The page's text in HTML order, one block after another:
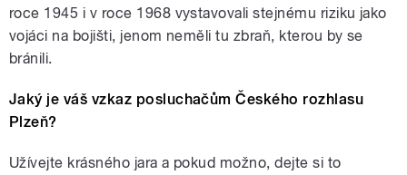
roce 1945 i v roce 1968 vystavovali stejnému riziku jako
vojáci na bojišti, jenom neměli tu zbraň, kterou by se
bránili.
Jaký je váš vzkaz posluchačům Českého rozhlasu
Plzeň?
Užívejte krásného jara a pokud možno, dejte si to